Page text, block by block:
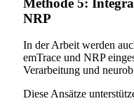
Methode 5:
NRP
In der Arbeit werden
emTrace und NRP
Verarbeitung und
Diese Ansätze